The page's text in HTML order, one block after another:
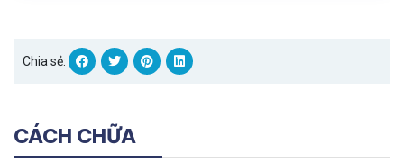
Chia sẻ:
CÁCH CHỮA